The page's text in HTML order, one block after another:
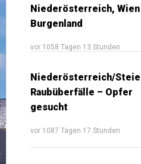
Niederösterreich, Wien
Burgenland
vor 1058 Tagen 13 Stunden
Niederösterreich/
Raubüberfälle – Opfer
gesucht
vor 1087 Tagen 17 Stunden